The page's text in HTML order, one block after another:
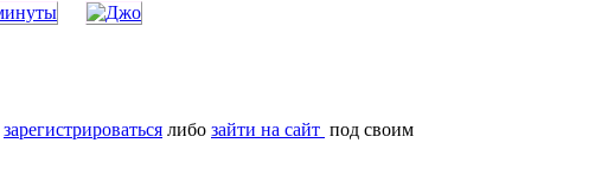
зарегистрироваться либо зайти на сайт под своим